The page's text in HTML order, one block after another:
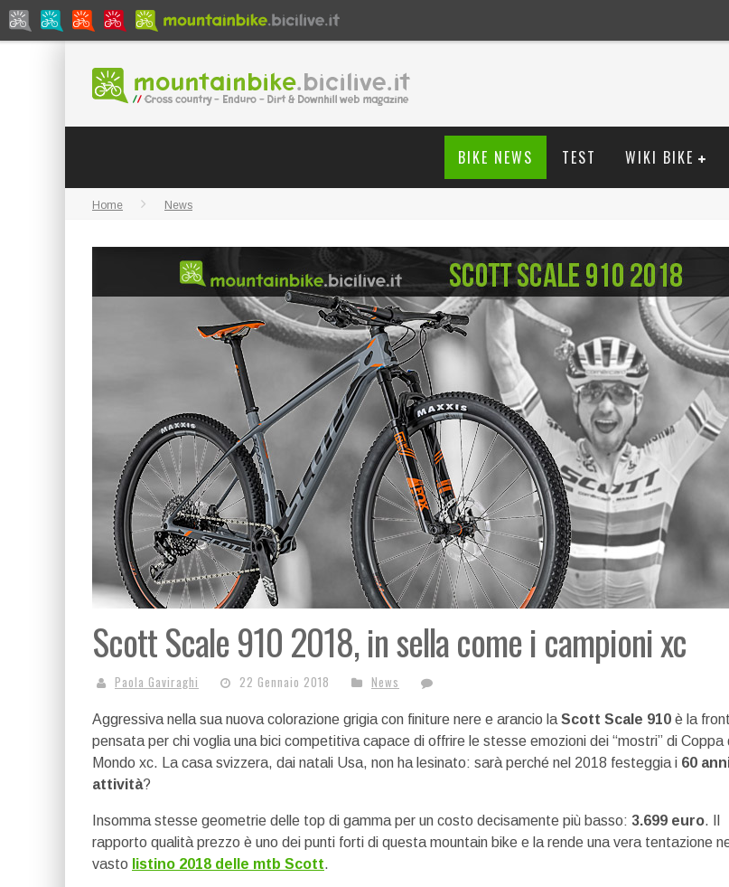
BIKE NEWS TEST WIKI BIKE
Home News
Scott Scale 910 2018, in sella come i campioni xc
Paola Gaviraghi 22 Gennaio 2018 News
Aggressiva nella sua nuova colorazione grigia con finiture nere e arancio la Scott Scale 910 è la
pensata per chi voglia una bici competitiva capace di offrire le stesse emozioni dei “mostri” di Coppa
Mondo xc. La casa svizzera, dai natali Usa, non ha lesinato: sarà perché nel 2018 festeggia i 60
attività?
Insomma stesse geometrie delle top di gamma per un costo decisamente più basso: 3.699 euro. Il
rapporto qualità prezzo è uno dei punti forti di questa mountain bike e la rende una vera tentazione
vasto listino 2018 delle mtb Scott.